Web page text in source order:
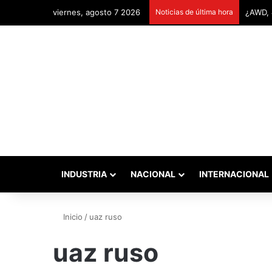
viernes, agosto 7 2026 Noticias de última hora
INDUSTRIA NACIONAL INTERNACIONAL
Inicio / uaz ruso
uaz ruso